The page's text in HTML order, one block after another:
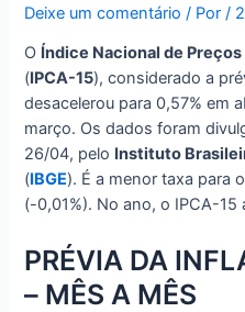
Deixe um comentário / Por/
O Índice Nacional de
(IPCA-15), considerado a
desacelerou para 0,57% em
março. Os dados foram
26/04, pelo Instituto
(IBGE). É a menor taxa para
(-0,01%). No ano, o IPCA-15
PRÉVIA DA
– MÊS A MÊS